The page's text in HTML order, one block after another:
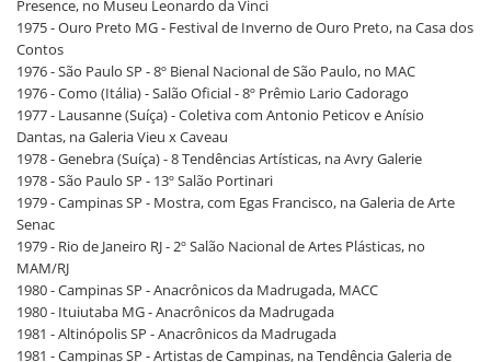
Presence, no Museu Leonardo da Vinci
1975 - Ouro Preto MG - Festival de Inverno de Ouro Preto, na Casa dos
Contos
1976 - São Paulo SP - 8º Bienal Nacional de São Paulo, no MAC
1976 - Como (Itália) - Salão Oficial - 8º Prêmio Lario Cadorago
1977 - Lausanne (Suíça) - Coletiva com Antonio Peticov e Anísio
Dantas, na Galeria Vieu x Caveau
1978 - Genebra (Suíça) - 8 Tendências Artísticas, na Avry Galerie
1978 - São Paulo SP - 13º Salão Portinari
1979 - Campinas SP - Mostra, com Egas Francisco, na Galeria de Arte
Senac
1979 - Rio de Janeiro RJ - 2º Salão Nacional de Artes Plásticas, no
MAM/RJ
1980 - Campinas SP - Anacrônicos da Madrugada, MACC
1980 - Ituiutaba MG - Anacrônicos da Madrugada
1981 - Altinópolis SP - Anacrônicos da Madrugada
1981 - Campinas SP - Artistas de Campinas, na Tendência Galeria de